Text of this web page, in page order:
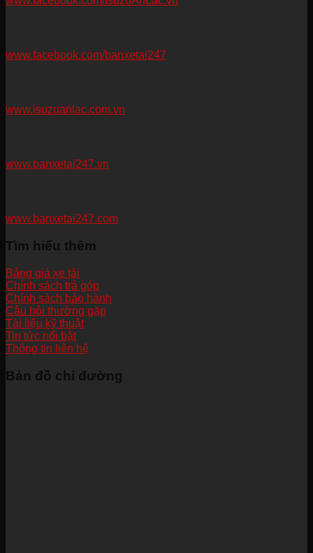
www.facebook.com/banxetai247
www.isuzuanlac.com.vn
www.banxetai247.vn
www.banxetai247.com
Tìm hiểu thêm
Bảng giá xe tải
Chính sách trả góp
Chính sách bảo hành
Câu hỏi thường gặp
Tài liệu kỹ thuật
Tin tức nổi bật
Thông tin liên hệ
Bản đồ chỉ đường